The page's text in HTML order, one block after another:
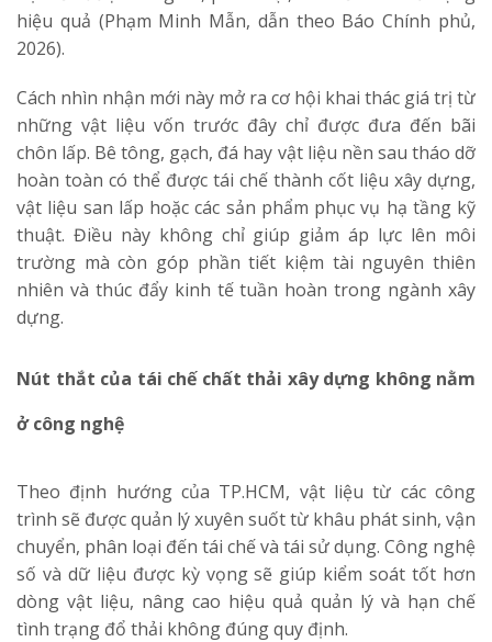
hiệu quả (Phạm Minh Mẫn, dẫn theo Báo Chính phủ,
2026).
Cách nhìn nhận mới này mở ra cơ hội khai thác giá trị từ
những vật liệu vốn trước đây chỉ được đưa đến bãi
chôn lấp. Bê tông, gạch, đá hay vật liệu nền sau tháo dỡ
hoàn toàn có thể được tái chế thành cốt liệu xây dựng,
vật liệu san lấp hoặc các sản phẩm phục vụ hạ tầng kỹ
thuật. Điều này không chỉ giúp giảm áp lực lên môi
trường mà còn góp phần tiết kiệm tài nguyên thiên
nhiên và thúc đẩy kinh tế tuần hoàn trong ngành xây
dựng.
Nút thắt của tái chế chất thải xây dựng không nằm
ở công nghệ
Theo định hướng của TP.HCM, vật liệu từ các công
trình sẽ được quản lý xuyên suốt từ khâu phát sinh, vận
chuyển, phân loại đến tái chế và tái sử dụng. Công nghệ
số và dữ liệu được kỳ vọng sẽ giúp kiểm soát tốt hơn
dòng vật liệu, nâng cao hiệu quả quản lý và hạn chế
tình trạng đổ thải không đúng quy định.